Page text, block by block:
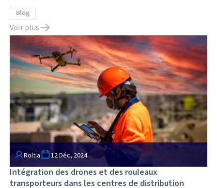
Blog
Voir plus
Roltia 12 Déc, 2024
Intégration des drones et des rouleaux
transporteurs dans les centres de distribution